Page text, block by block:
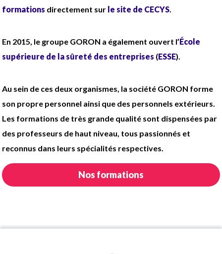
formations directement sur le site de CECYS.
En 2015, le groupe GORON a également ouvert l’École
supérieure de la sûreté des entreprises (ESSE).
Au sein de ces deux organismes, la société GORON forme
son propre personnel ainsi que des personnels extérieurs.
Les formations de très grande qualité sont dispensées par
des professeurs de haut niveau, tous passionnés et
reconnus dans leurs spécialités respectives.
Nos formations